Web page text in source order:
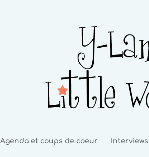
Agenda et coups de coeur Interviews